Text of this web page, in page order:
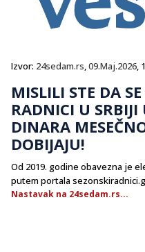
Izvor: 24sedam.rs,09.Maj.2026,
MISLILI STE DA
RADNICI U
DINARA
DOBIJAJU!
Od 2019. godine obavezna je
putem portala
Nastavak na 24sedam.rs...